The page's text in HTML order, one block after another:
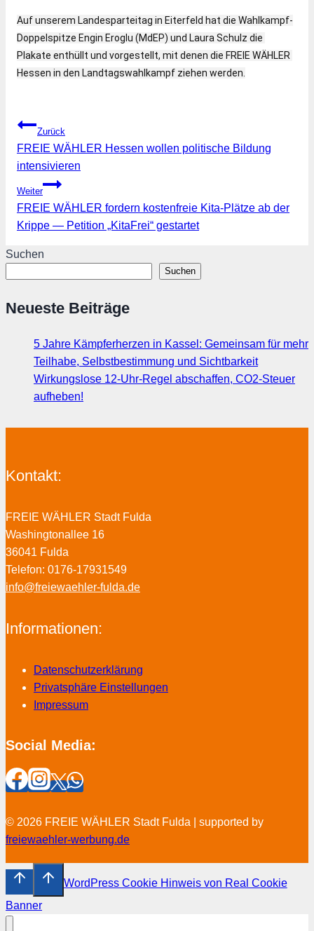
Auf unserem Landesparteitag in Eiterfeld hat die Wahlkampf-
Doppelspitze Engin Eroglu (MdEP) und Laura Schulz die
Plakate enthüllt und vorgestellt, mit denen die FREIE WÄHLER
Hessen in den Landtagswahlkampf ziehen werden.
Beitragsnavigation
Zurück
FREIE WÄHLER Hessen wollen politische Bildung
intensivieren
Weiter
FREIE WÄHLER fordern kostenfreie Kita-Plätze ab der
Krippe — Petition „KitaFrei“ gestartet
Suchen
Suchen
Neueste Beiträge
5 Jahre Kämpferherzen in Kassel: Gemeinsam für mehr
Teilhabe, Selbstbestimmung und Sichtbarkeit
Wirkungslose 12-Uhr-Regel abschaffen, CO2-Steuer
aufheben!
Kontakt:
FREIE WÄHLER Stadt Fulda
Washingtonallee 16
36041 Fulda
Telefon: 0176-17931549
info@freiewaehler-fulda.de
Informationen:
Datenschutzerklärung
Privatsphäre Einstellungen
Impressum
Social Media:
© 2026 FREIE WÄHLER Stadt Fulda | supported by
freiewaehler-werbung.de
WordPress Cookie Hinweis von Real Cookie
Banner